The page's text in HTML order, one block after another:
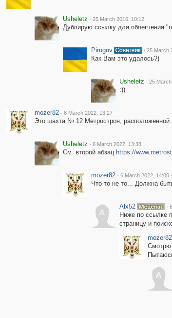
Usheletz · 25 March 2016, 10:12
Дублирую ссылку для облегчения
Pirogov · 25 March
Как Вам это удалось?)
Usheletz · 25
:))
mozer82 · 6 March 2022, 13:27
Это шахта № 12 Метростроя,
Usheletz · 6 March 2022, 13:38
См. второй абзац https://
mozer82 · 6 March 2022, 14:00 ·
Что-то не то... Должна
A
Alx52 ·
Ниже по ссылке
страницу и
mozer82
A